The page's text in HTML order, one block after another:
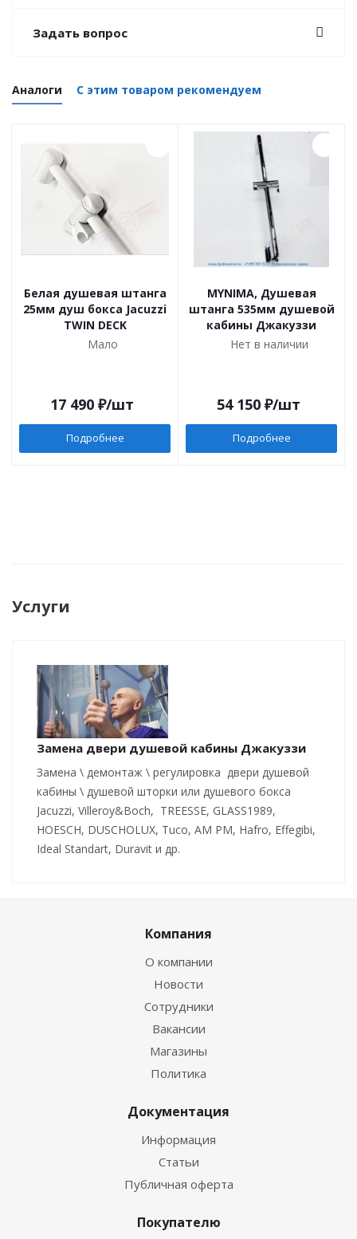
Задать вопрос
Аналоги С этим товаром рекомендуем
Белая душевая штанга
25мм душ бокса Jacuzzi
TWIN DECK
Мало
17 490 ₽/шт
Подробнее
MYNIMA, Душевая
штанга 535мм душевой
кабины Джакуззи
Нет в наличии
54 150 ₽/шт
Подробнее
Услуги
Замена двери душевой кабины Джакуззи
Замена \ демонтаж \ регулировка двери душевой
кабины \ душевой шторки или душевого бокса
Jacuzzi, Villeroy&Boch, TREESSE, GLASS1989,
HOESCH, DUSCHOLUX, Tuco, AM PM, Hafro, Effegibi,
Ideal Standart, Duravit и др.
Компания
О компании
Новости
Сотрудники
Вакансии
Магазины
Политика
Документация
Информация
Статьи
Публичная оферта
Покупателю